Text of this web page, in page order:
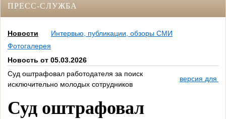
ПРЕСС-СЛУЖБА
Новости
Интервью, публикации, обзоры СМИ
Фотогалерея
Новость от 05.03.2026
Суд оштрафовал работодателя за поиск
исключительно молодых сотрудников
версия для
Суд оштрафовал